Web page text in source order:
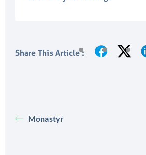
Share This Article :
Monastyr